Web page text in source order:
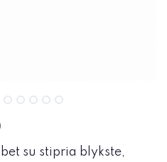
su stipria blykste,